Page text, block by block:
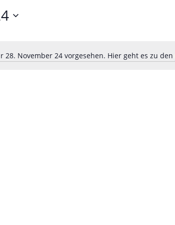
Hinweis
28. November 24 vorgesehen. Hier geht es zu den